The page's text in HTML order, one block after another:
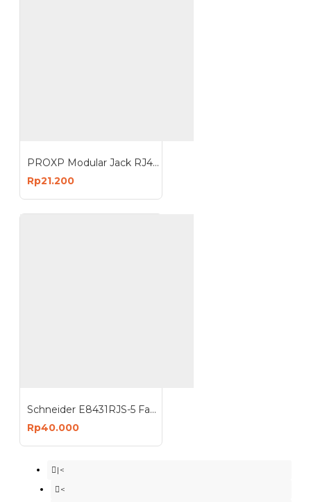
PROXP Modular Jack RJ45 Cat6 Tolless Keystone Black
Rp21.200
Schneider E8431RJS-5 Faceplate 1 Hole Loaded Modular Jack Cat5e
Rp40.000
|<
<